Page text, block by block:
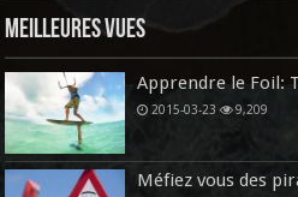
Meilleures vues
Apprendre le Foil:
2015-03-23 9,209
Méfiez vous des